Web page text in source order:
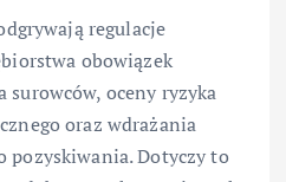
regulacje
obowiązek
oceny ryzyka
oraz wdrażania
pozyskiwania. Dotyczy to